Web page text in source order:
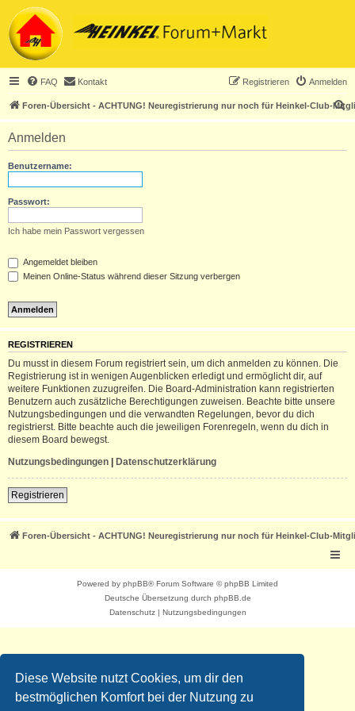
Diese Website nutzt Cookies, um dir den
bestmöglichen Komfort bei der Nutzung zu
FAQ Kontakt Anmelden
Registrieren
Foren-Übersicht - ACHTUNG! Neuregistrierung nur noch für Heinkel-Club-
S
u
Anmelden
Benutzername:
Passwort:
Ich habe mein Passwort vergessen
Angemeldet bleiben
Meinen Online-Status während dieser Sitzung verbergen
REGISTRIEREN
Du musst in diesem Forum registriert sein, um dich anmelden zu können. Die
Registrierung ist in wenigen Augenblicken erledigt und ermöglicht dir, auf
weitere Funktionen zuzugreifen. Die Board-Administration kann registrierten
Benutzern auch zusätzliche Berechtigungen zuweisen. Beachte bitte unsere
Nutzungsbedingungen und die verwandten Regelungen, bevor du dich
registrierst. Bitte beachte auch die jeweiligen Forenregeln, wenn du dich in
diesem Board bewegst.
Nutzungsbedingungen | Datenschutzerklärung
Registrieren
Foren-Übersicht - ACHTUNG! Neuregistrierung nur noch für Heinkel-Club-
Powered by phpBB® Forum Software © phpBB Limited
Deutsche Übersetzung durch phpBB.de
Datenschutz| Nutzungsbedingungen